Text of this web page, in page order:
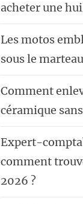
acheter une
Les motos
sous le
Comment
céramique
Expert-
comment
2026 ?